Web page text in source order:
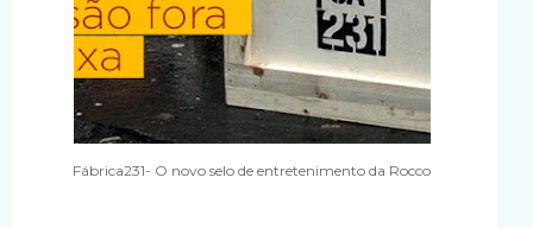
Fábrica231- O novo selo de entretenimento da Rocco